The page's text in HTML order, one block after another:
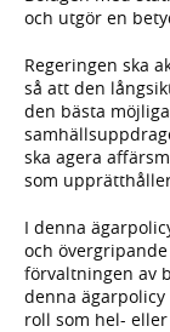
och utgör en
Regeringen ska
så att den
den bästa
ska agera
som
I denna
och
förvaltningen av
denna ägarpolicy
roll som hel- eller